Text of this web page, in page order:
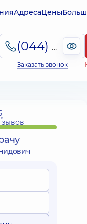
АдресаЦены
(044) 495-2-888
Заказать звонок